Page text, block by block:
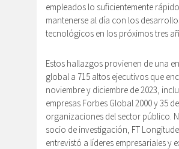
empleados lo suficientemente
mantenerse al día con los
tecnológicos en los próximos tres
Estos hallazgos provienen de una
global a 715 altos ejecutivos que
noviembre y diciembre de 2023,
empresas Forbes Global 2000 y 35 de
organizaciones del sector público.
socio de investigación, FT
entrevistó a líderes empresariales y